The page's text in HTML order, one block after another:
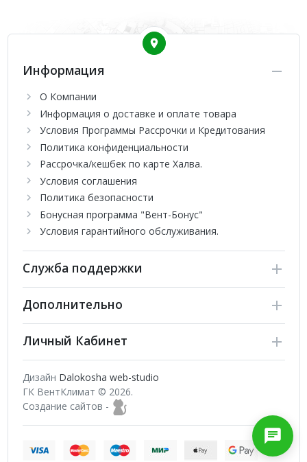
SUPER MATCH от известной на весь мир компании Haier
отличается не только стильным и элегантным дизайном, но
и многофункциональностью. Подобная серия
комплектуется пультом, который является основным
источником управления кондиционером. Представленный
модельный ряд оснащается недельным таймером.
Информация
О Компании
Информация о доставке и оплате товара
Условия Программы Рассрочки и Кредитования
Политика конфиденциальности
Рассрочка/кешбек по карте Халва.
Условия соглашения
Политика безопасности
Бонусная программа "Вент-Бонус"
Условия гарантийного обслуживания.
Служба поддержки
Дополнительно
Личный Кабинет
Дизайн Dalokosha web-studio
ГК ВентКлимат © 2026.
Создание сайтов -